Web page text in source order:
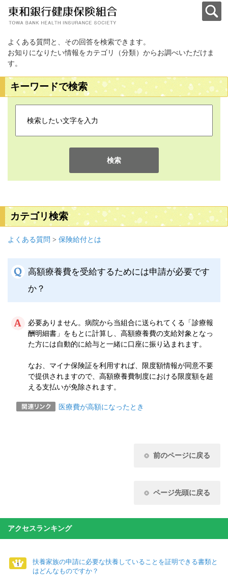
よくある質問と、その回答を検索できます。
お知りになりたい情報をカテゴリ（分類）からお調べいただけま
す。
キーワードで検索
検索
カテゴリ検索
よくある質問 > 保険給付とは
高額療養費を受給するためには申請が必要です
か？
必要ありません。病院から当組合に送られてくる「診療報
酬明細書」をもとに計算し、高額療養費の支給対象となっ
た方には自動的に給与と一緒に口座に振り込まれます。
なお、マイナ保険証を利用すれば、限度額情報が同意不要
で提供されますので、高額療養費制度における限度額を超
える支払いが免除されます。
医療費が高額になったとき
前のページに戻る
ページ先頭に戻る
アクセスランキング
扶養家族の申請に必要な扶養していることを証明できる書類と
はどんなものですか？